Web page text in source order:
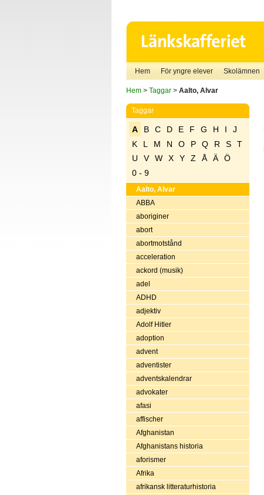
Hem För yngre elever Skolämnen
Hem> Taggar> Aalto, Alvar
Taggar
A B C D E F G H I
J
K
L M N O P Q R S
T
U
V W X Y Z Å Ä
Ö
0 - 9
Aalto, Alvar
ABBA
aboriginer
abort
abortmotstånd
acceleration
ackord (musik)
adel
ADHD
adjektiv
Adolf Hitler
adoption
advent
adventister
adventskalendrar
advokater
afasi
affischer
Afghanistan
Afghanistans historia
aforismer
Afrika
afrikansk litteraturhistoria